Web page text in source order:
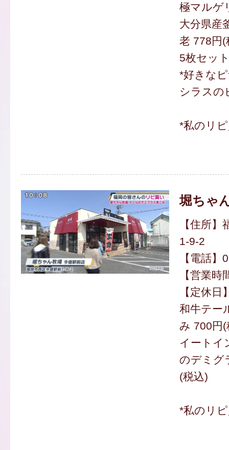
極マルゲ
大分県産
老 778円(
5枚セッ
*好きな
シラスの
*私のリ
堀ちゃ
【住所
1-9-2
【電話
【営業
【定休日
和牛テー
み 700円(
イートイ
のデミグ
(税込)
*私のリ